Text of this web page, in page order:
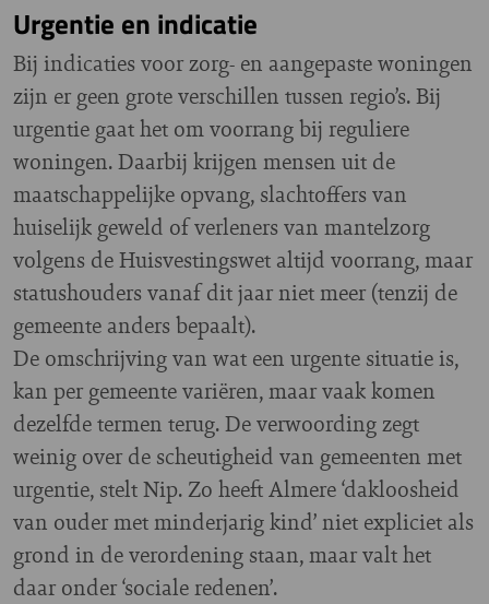
Urgentie en indicatie
Bij indicaties voor zorg- en aangepaste woningen
zijn er geen grote verschillen tussen regio’s. Bij
urgentie gaat het om voorrang bij reguliere
woningen. Daarbij krijgen mensen uit de
maatschappelijke opvang, slachtoffers van
huiselijk geweld of verleners van mantelzorg
volgens de Huisvestingswet altijd voorrang, maar
statushouders vanaf dit jaar niet meer (tenzij de
gemeente anders bepaalt).
De omschrijving van wat een urgente situatie is,
kan per gemeente variëren, maar vaak komen
dezelfde termen terug. De verwoording zegt
weinig over de scheutigheid van gemeenten met
urgentie, stelt Nip. Zo heeft Almere ‘dakloosheid
van ouder met minderjarig kind’ niet expliciet als
grond in de verordening staan, maar valt het
daar onder ‘sociale redenen’.